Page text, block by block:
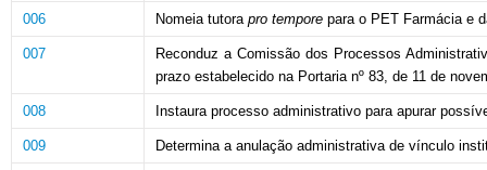
006 Nomeia tutora pro tempore para o PET Farmácia e
007
Reconduz a Comissão dos Processos
prazo estabelecido na Portaria nº 83, de 11 de
008 Instaura processo administrativo para apurar
009 Determina a anulação administrativa de vínculo